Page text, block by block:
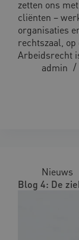
zetten ons
cliënten –
organisaties
rechtszaal,
Arbeidsrecht
admin
Nieuws
Blog 4: De